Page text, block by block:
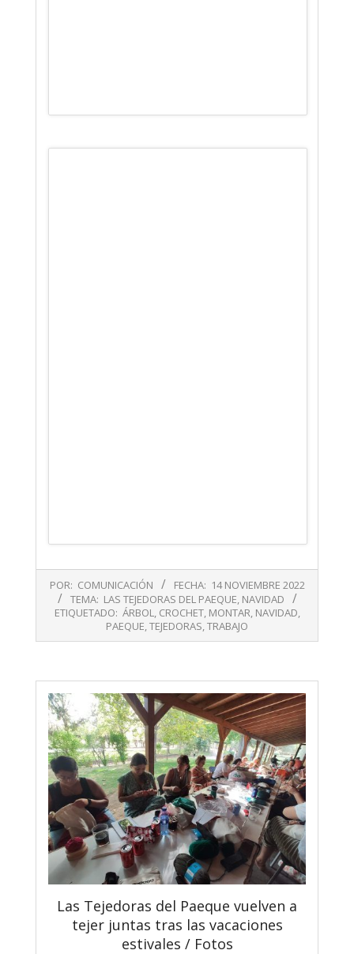
11-
POR: COMUNICACIÓN FECHA: 14 NOVIEMBRE 2022
TEMA: LAS TEJEDORAS DEL PAEQUE, NAVIDAD
ETIQUETADO: ÁRBOL, CROCHET, MONTAR, NAVIDAD,
PAEQUE,TEJEDORAS,TRABAJO
Las Tejedoras del Paeque vuelven a
tejer juntas tras las vacaciones
estivales / Fotos